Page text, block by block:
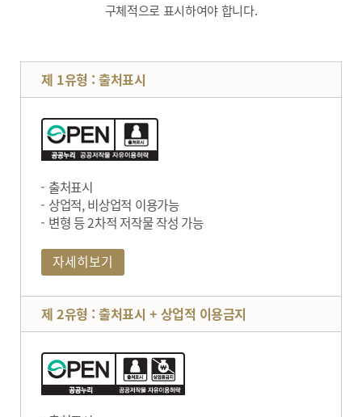
구체적으로 표시하여야 합니다.
제 1유형 : 출처표시
출처표시
상업적, 비상업적 이용가능
변형 등 2차적 저작물 작성 가능
자세히보기
제 2유형 : 출처표시 + 상업적 이용금지